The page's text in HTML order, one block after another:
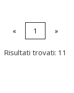
« 1 »
Risultati trovati: 11